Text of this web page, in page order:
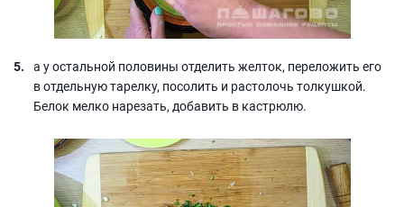
а у остальной половины отделить желток, переложить его
в отдельную тарелку, посолить и растолочь толкушкой.
Белок мелко нарезать, добавить в кастрюлю.